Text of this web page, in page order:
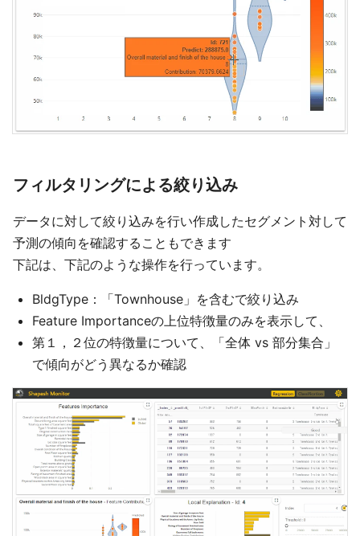
フィルタリングによる絞り込み
データに対して絞り込みを行い作成したセグメント対して
予測の傾向を確認することもできます
下記は、下記のような操作を行っています。
BldgType：「Townhouse」を含むで絞り込み
Feature Importanceの上位特徴量のみを表示して、
第１，２位の特徴量について、「全体 vs 部分集合」
で傾向がどう異なるか確認